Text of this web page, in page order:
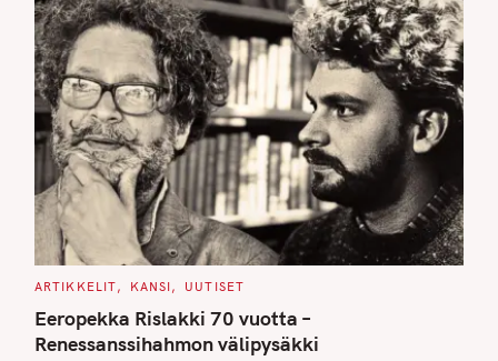
C
T
E
G
O
ARTIKKELIT KANSI UUTISET
Eeropekka Rislakki 70 vuotta –
Renessanssihahmon välipysäkki